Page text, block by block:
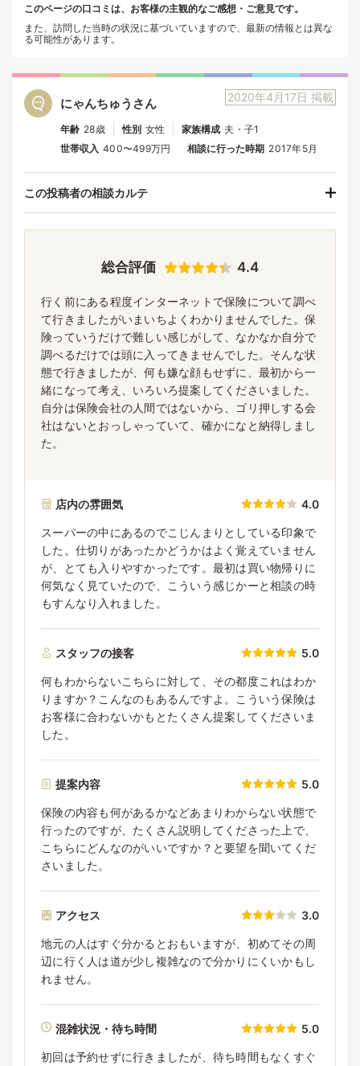
このページの口コミは、お客様の主観的なご感想・ご意見です。
また、訪問した当時の状況に基づいていますので、最新の情報とは異な
る可能性があります。
2020年4月17日 掲載
にゃんちゅうさん
年齢 28歳 性別 女性 家族構成 夫・子1
世帯収入 400〜499万円 相談に行った時期 2017年5月
この投稿者の相談カルテ
総合評価 4.4
行く前にある程度インターネットで保険について調べ
て行きましたがいまいちよくわかりませんでした。保
険っていうだけで難しい感じがして、なかなか自分で
調べるだけでは頭に入ってきませんでした。そんな状
態で行きましたが、何も嫌な顔もせずに、最初から一
緒になって考え、いろいろ提案してくださいました。
自分は保険会社の人間ではないから、ゴリ押しする会
社はないとおっしゃっていて、確かになと納得しまし
た。
店内の雰囲気 4.0
スーパーの中にあるのでこじんまりとしている印象で
した。仕切りがあったかどうかはよく覚えていません
が、とても入りやすかったです。最初は買い物帰りに
何気なく見ていたので、こういう感じかーと相談の時
もすんなり入れました。
スタッフの接客 5.0
何もわからないこちらに対して、その都度これはわか
りますか？こんなのもあるんですよ。こういう保険は
お客様に合わないかもとたくさん提案してくださいま
した。
提案内容 5.0
保険の内容も何があるかなどあまりわからない状態で
行ったのですが、たくさん説明してくださった上で、
こちらにどんなのがいいですか？と要望を聞いてくだ
さいました。
アクセス 3.0
地元の人はすぐ分かるとおもいますが、初めてその周
辺に行く人は道が少し複雑なので分かりにくいかもし
れません。
混雑状況・待ち時間 5.0
初回は予約せずに行きましたが、待ち時間もなくすぐ